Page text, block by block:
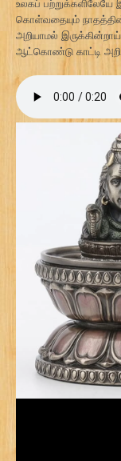
கொள்வதையும்
அறியாமல்
ஆட்கொண்டு காட்டி